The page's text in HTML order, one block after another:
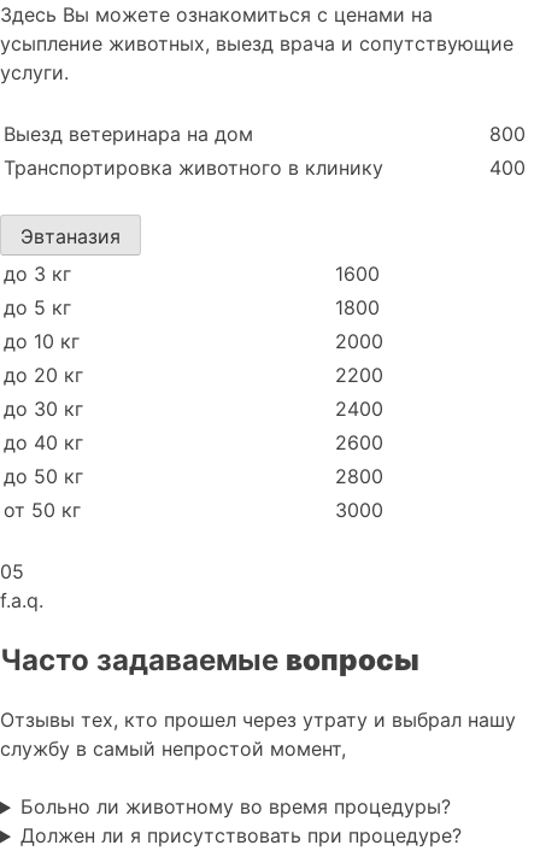
Здесь Вы можете ознакомиться с ценами на
усыпление животных, выезд врача и сопутствующие
услуги.
Выезд ветеринара на дом
800
Транспортировка животного в клинику
400
Эвтаназия
до 3 кг
1600
до 5 кг
1800
до 10 кг
2000
до 20 кг
2200
до 30 кг
2400
до 40 кг
2600
до 50 кг
2800
от 50 кг
3000
05
f.a.q.
Часто задаваемые вопросы
Отзывы тех, кто прошел через утрату и выбрал нашу
службу в самый непростой момент,
Больно ли животному во время процедуры?
Должен ли я присутствовать при процедуре?